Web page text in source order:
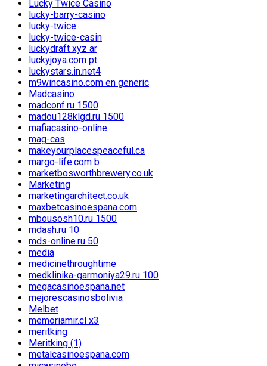
Lucky Twice Casino
lucky-barry-casino
lucky-twice
lucky-twice-casin
luckydraft xyz ar
luckyjoya.com pt
luckystars.in.net4
m9wincasino.com en generic
Madcasino
madconf.ru 1500
madou128klgd.ru 1500
mafiacasino-online
mag-cas
makeyourplacespeaceful.ca
margo-life.com b
marketbosworthbrewery.co.uk
Marketing
marketingarchitect.co.uk
maxbetcasinoespana.com
mbousosh10.ru 1500
mdash.ru 10
mds-online.ru 50
media
medicinethroughtime
medklinika-garmoniya29.ru 100
megacasinoespana.net
mejorescasinosbolivia
Melbet
memoriamir.cl x3
meritking
Meritking (1)
metalcasinoespana.com